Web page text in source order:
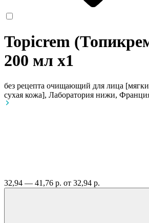
Topicrem
200 мл x1
без рецепта очищающий для лица
сухая кожа], Лаборатория нижи,
32,94 — 41,76 р. от 32,94 р.